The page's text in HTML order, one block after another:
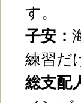
す。
子安：
練習だ
総支配